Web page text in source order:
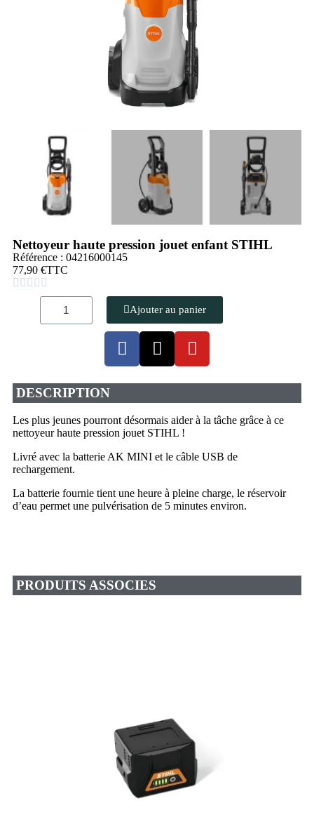
Nettoyeur haute pression jouet enfant STIHL
Référence : 04216000145
77,90 €TTC
    
Ajouter au panier
DESCRIPTION
Les plus jeunes pourront désormais aider à la tâche grâce à ce
nettoyeur haute pression jouet STIHL !
Livré avec la batterie AK MINI et le câble USB de
rechargement.
La batterie fournie tient une heure à pleine charge, le réservoir
d’eau permet une pulvérisation de 5 minutes environ.
PRODUITS ASSOCIES